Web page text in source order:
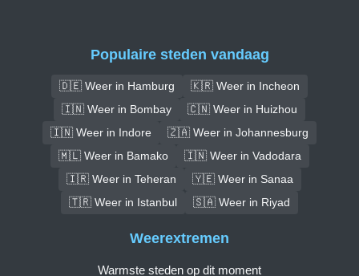
Populaire steden vandaag
🇩🇪 Weer in Hamburg
🇰🇷 Weer in Incheon
🇮🇳 Weer in Bombay
🇨🇳 Weer in Huizhou
🇮🇳 Weer in Indore
🇿🇦 Weer in Johannesburg
🇲🇱 Weer in Bamako
🇮🇳 Weer in Vadodara
🇮🇷 Weer in Teheran
🇾🇪 Weer in Sanaa
🇹🇷 Weer in Istanbul
🇸🇦 Weer in Riyad
Weerextremen
Warmste steden op dit moment